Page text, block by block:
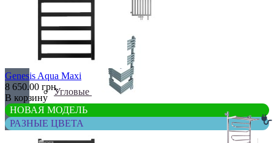
Перегородки
Угловые
Genesis Aqua Maxi
8 650.00 грн.
В корзину
НОВАЯ МОДЕЛЬ
РАЗНЫЕ ЦВЕТА